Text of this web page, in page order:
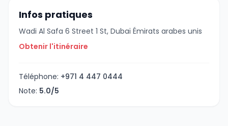
Infos pratiques
Wadi Al Safa 6 Street 1 St, Dubaï Émirats arabes unis
Obtenir l'itinéraire
Téléphone: +971 4 447 0444
Note: 5.0/5